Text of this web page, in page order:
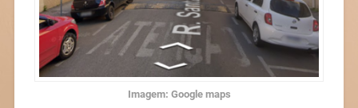
Imagem: Google maps